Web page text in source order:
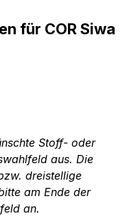
für COR Siwa
Stoff- oder
aus. Die
dreistellige
am Ende der
an.